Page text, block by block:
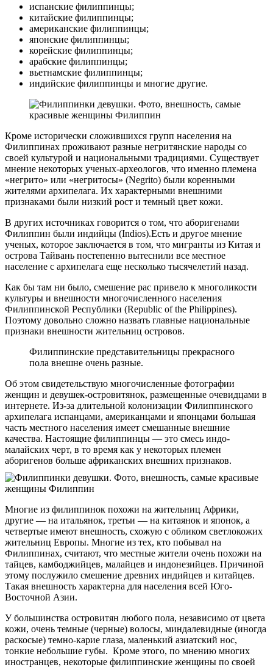
испанские филиппинцы;
китайские филиппинцы;
американские филиппинцы;
японские филиппинцы;
корейские филиппинцы;
арабские филиппинцы;
вьетнамские филиппинцы;
индийские филиппинцы и многие другие.
Кроме исторически сложившихся групп населения на
Филиппинах проживают разные негритянские народы со
своей культурой и национальными традициями. Существует
мнение некоторых ученых-археологов, что именно племена
«негрито» или «негритосы» (Negrito) были коренными
жителями архипелага. Их характерными внешними
признаками были низкий рост и темный цвет кожи.
В других источниках говорится о том, что аборигенами
Филиппин были индийцы (Indios).Есть и другое мнение
ученых, которое заключается в том, что мигранты из Китая и
острова Тайвань постепенно вытеснили все местное
население с архипелага еще несколько тысячелетий назад.
Как бы там ни было, смешение рас привело к многоликости
культуры и внешности многочисленного населения
Филиппинской Республики (Republic of the Philippines).
Поэтому довольно сложно назвать главные национальные
признаки внешности жительниц островов.
Филиппинские представительницы прекрасного
пола внешне очень разные.
Об этом свидетельствую многочисленные фотографии
женщин и девушек-островитянок, размещенные очевидцами в
интернете. Из-за длительной колонизации Филиппинского
архипелага испанцами, американцами и японцами большая
часть местного населения имеет смешанные внешние
качества. Настоящие филиппинцы — это смесь индо-
малайских черт, в то время как у некоторых племен
аборигенов больше африканских внешних признаков.
Многие из филиппинок похожи на жительниц Африки,
другие — на итальянок, третьи — на китаянок и японок, а
четвертые имеют внешность, схожую с обликом светлокожих
жительниц Европы. Многие из тех, кто побывал на
Филиппинах, считают, что местные жители очень похожи на
тайцев, камбоджийцев, малайцев и индонезийцев. Причиной
этому послужило смешение древних индийцев и китайцев.
Такая внешность характерна для населения всей Юго-
Восточной Азии.
У большинства островитян любого пола, независимо от цвета
кожи, очень темные (черные) волосы, миндалевидные (иногда
раскосые) темно-карие глаза, маленький азиатский нос,
тонкие небольшие губы. Кроме этого, по мнению многих
иностранцев, некоторые филиппинские женщины по своей